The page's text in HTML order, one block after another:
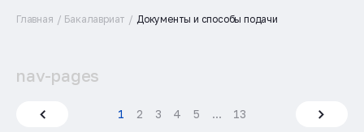
Главная Бакалавриат Документы и способы подачи
nav-pages
1 2 3 4 5 ... 13